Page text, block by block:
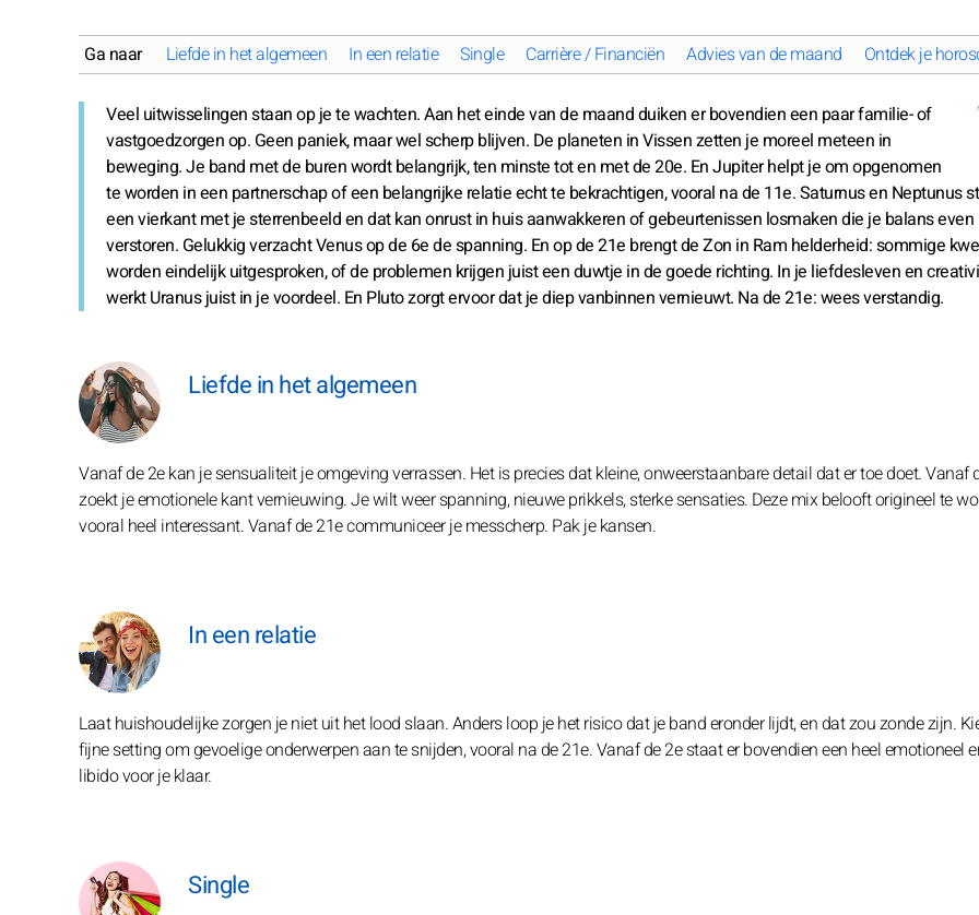
Ga naar Liefde in het algemeen In een relatie Single Carrière / Financiën Advies van de maand Ontdek je
Veel uitwisselingen staan op je te wachten. Aan het einde van de maand duiken er bovendien een paar familie- of
vastgoedzorgen op. Geen paniek, maar wel scherp blijven. De planeten in Vissen zetten je moreel meteen in
beweging. Je band met de buren wordt belangrijk, ten minste tot en met de 20e. En Jupiter helpt je om opgenomen
te worden in een partnerschap of een belangrijke relatie echt te bekrachtigen, vooral na de 11e. Saturnus en Neptunus
een vierkant met je sterrenbeeld en dat kan onrust in huis aanwakkeren of gebeurtenissen losmaken die je balans even
verstoren. Gelukkig verzacht Venus op de 6e de spanning. En op de 21e brengt de Zon in Ram helderheid: sommige
worden eindelijk uitgesproken, of de problemen krijgen juist een duwtje in de goede richting. In je liefdesleven en
werkt Uranus juist in je voordeel. En Pluto zorgt ervoor dat je diep vanbinnen vernieuwt. Na de 21e: wees verstandig.
Liefde in het algemeen
Vanaf de 2e kan je sensualiteit je omgeving verrassen. Het is precies dat kleine, onweerstaanbare detail dat er toe doet. Vanaf
zoekt je emotionele kant vernieuwing. Je wilt weer spanning, nieuwe prikkels, sterke sensaties. Deze mix belooft origineel te
vooral heel interessant. Vanaf de 21e communiceer je messcherp. Pak je kansen.
In een relatie
Laat huishoudelijke zorgen je niet uit het lood slaan. Anders loop je het risico dat je band eronder lijdt, en dat zou zonde zijn.
fijne setting om gevoelige onderwerpen aan te snijden, vooral na de 21e. Vanaf de 2e staat er bovendien een heel emotioneel
libido voor je klaar.
Single